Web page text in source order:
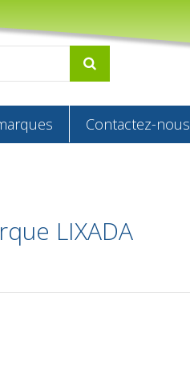
Contactez-nous
LIXADA